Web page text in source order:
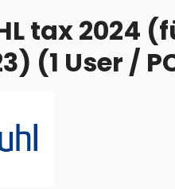
tax 2024
(1 User /